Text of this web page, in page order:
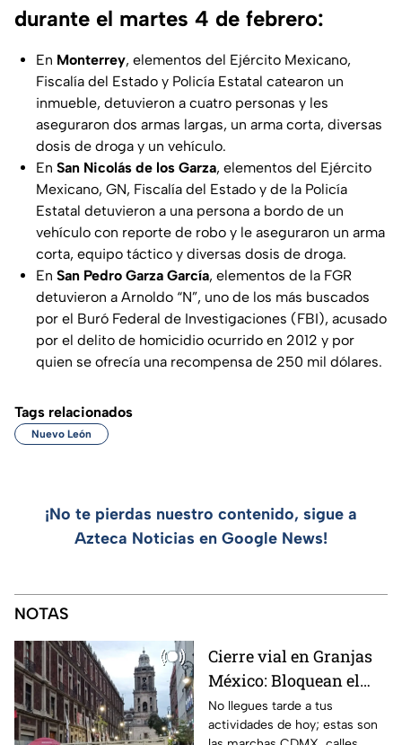
durante el martes 4 de febrero:
En Monterrey, elementos del Ejército Mexicano,
Fiscalía del Estado y Policía Estatal catearon un
inmueble, detuvieron a cuatro personas y les
aseguraron dos armas largas, un arma corta, diversas
dosis de droga y un vehículo.
En San Nicolás de los Garza, elementos del Ejército
Mexicano, GN, Fiscalía del Estado y de la Policía
Estatal detuvieron a una persona a bordo de un
vehículo con reporte de robo y le aseguraron un arma
corta, equipo táctico y diversas dosis de droga.
En San Pedro Garza García, elementos de la FGR
detuvieron a Arnoldo “N”, uno de los más buscados
por el Buró Federal de Investigaciones (FBI), acusado
por el delito de homicidio ocurrido en 2012 y por
quien se ofrecía una recompensa de 250 mil dólares.
Tags relacionados
Nuevo León
¡No te pierdas nuestro contenido, sigue a
Azteca Noticias en Google News!
NOTAS
Cierre vial en Granjas
México: Bloquean el
paso en Canela y Añil
por protesta
No llegues tarde a tus
actividades de hoy; estas son